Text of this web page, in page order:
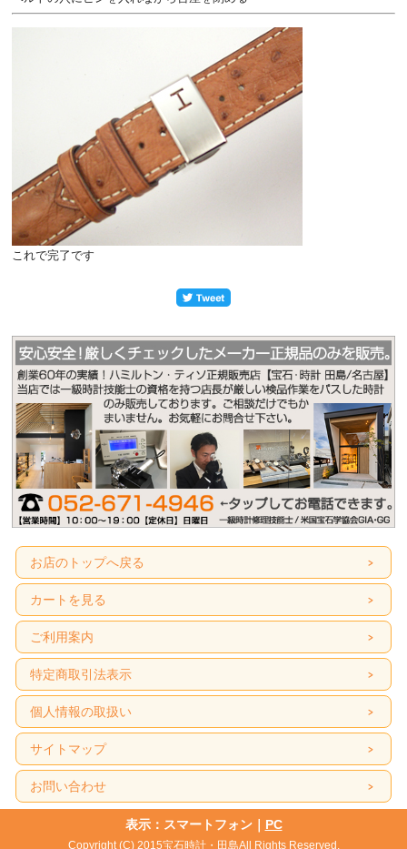
これで完了です
お店のトップへ戻る
カートを見る
ご利用案内
特定商取引法表示
個人情報の取扱い
サイトマップ
お問い合わせ
表示：スマートフォン｜ PC
Copyright (C) 2015宝石時計・田島All Rights Reserved.